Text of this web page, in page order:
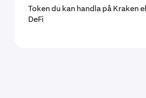
Token du kan handla på Kraken
DeFi